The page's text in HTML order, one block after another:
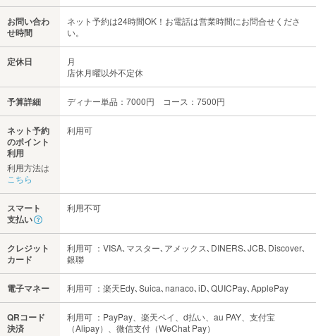
お問い合わ
せ時間
ネット予約は24時間OK！お電話は営業時間にお問合せくださ
い。
定休日
月
店休月曜以外不定休
予算詳細 ディナー単品：7000円 コース：7500円
ネット予約
のポイント
利用
利用方法は
こちら
利用可
スマート
支払い
利用不可
クレジット
カード
利用可 ：VISA､マスター､アメックス､DINERS､JCB､Discover､
銀聯
電子マネー 利用可 ：楽天Edy､Suica､nanaco､iD､QUICPay､ApplePay
QRコード
決済
利用可 ：PayPay、楽天ペイ、d払い、au PAY、支付宝
（Alipay）、微信支付（WeChat Pay）